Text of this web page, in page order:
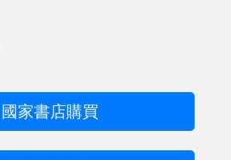
國家書店購買